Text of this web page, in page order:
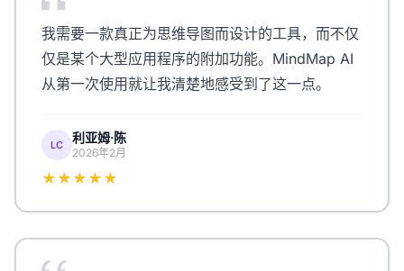
我需要一款真正为思维导图而设计的工具，而不仅
仅是某个大型应用程序的附加功能。MindMap AI
从第一次使用就让我清楚地感受到了这一点。
LC 利亚姆·陈
2026年2月
★★★★★